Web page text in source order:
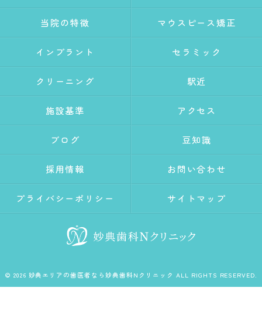
当院の特徴 マウスピース矯正
インプラント セラミック
クリーニング 駅近
施設基準 アクセス
ブログ 豆知識
採用情報 お問い合わせ
プライバシーポリシー サイトマップ
© 2026 妙典エリアの歯医者なら妙典歯科Nクリニック ALL RIGHTS RESERVED.